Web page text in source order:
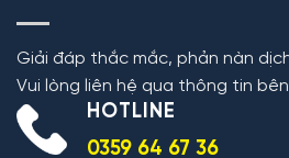
Giải đáp thắc mắc, phản nàn
Vui lòng liên hệ qua thông tin
HOTLINE
0359 64 67 36